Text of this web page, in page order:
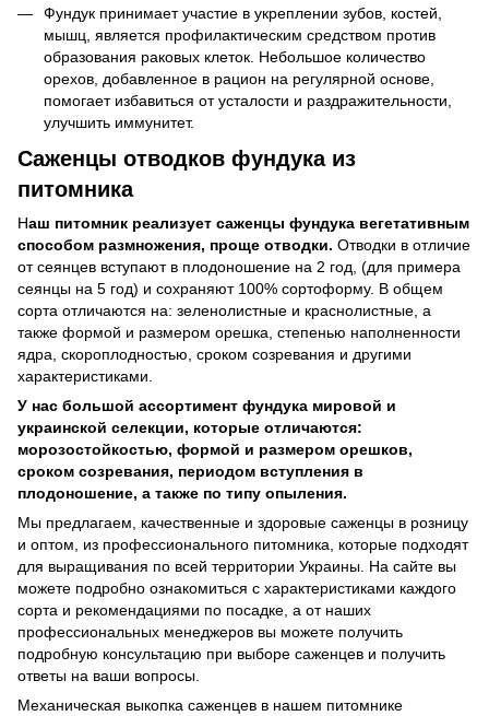
Фундук принимает участие в укреплении зубов, костей,
мышц, является профилактическим средством против
образования раковых клеток. Небольшое количество
орехов, добавленное в рацион на регулярной основе,
помогает избавиться от усталости и раздражительности,
улучшить иммунитет.
Саженцы отводков фундука из
питомника
Наш питомник реализует саженцы фундука вегетативным
способом размножения, проще отводки. Отводки в отличие
от сеянцев вступают в плодоношение на 2 год, (для примера
сеянцы на 5 год) и сохраняют 100% сортоформу. В общем
сорта отличаются на: зеленолистные и краснолистные, а
также формой и размером орешка, степенью наполненности
ядра, скороплодностью, сроком созревания и другими
характеристиками.
У нас большой ассортимент фундука мировой и
украинской селекции, которые отличаются:
морозостойкостью, формой и размером орешков,
сроком созревания, периодом вступления в
плодоношение, а также по типу опыления.
Мы предлагаем, качественные и здоровые саженцы в розницу
и оптом, из профессионального питомника, которые подходят
для выращивания по всей территории Украины. На сайте вы
можете подробно ознакомиться с характеристиками каждого
сорта и рекомендациями по посадке, а от наших
профессиональных менеджеров вы можете получить
подробную консультацию при выборе саженцев и получить
ответы на ваши вопросы.
Механическая выкопка саженцев в нашем питомнике